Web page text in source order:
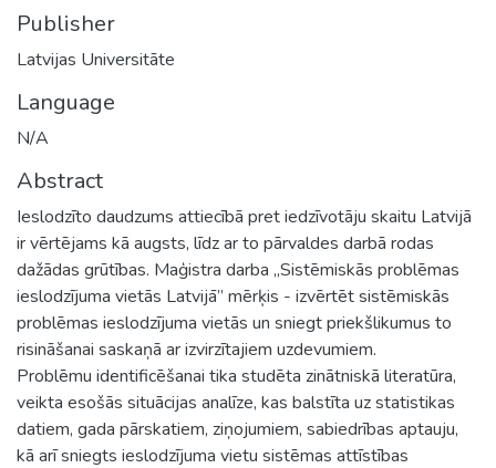
Publisher
Latvijas Universitāte
Language
N/A
Abstract
Ieslodzīto daudzums attiecībā pret iedzīvotāju skaitu Latvijā
ir vērtējams kā augsts, līdz ar to pārvaldes darbā rodas
dažādas grūtības. Maģistra darba „Sistēmiskās problēmas
ieslodzījuma vietās Latvijā” mērķis - izvērtēt sistēmiskās
problēmas ieslodzījuma vietās un sniegt priekšlikumus to
risināšanai saskaņā ar izvirzītajiem uzdevumiem.
Problēmu identificēšanai tika studēta zinātniskā literatūra,
veikta esošās situācijas analīze, kas balstīta uz statistikas
datiem, gada pārskatiem, ziņojumiem, sabiedrības aptauju,
kā arī sniegts ieslodzījuma vietu sistēmas attīstības